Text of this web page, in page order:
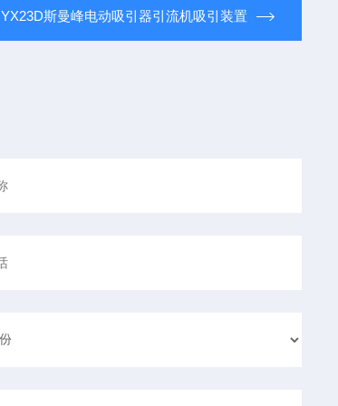
YX23D斯曼峰电动吸引器引流机吸引装置